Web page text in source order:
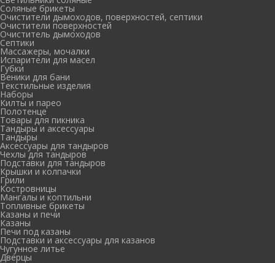
Соляные брикеты
Очистители дымоходов, поверхностей, септики
Очистители поверхностей
Очиститель дымоходов
Септики
Массажеры, мочалки
Испарители для масел
Губки
Веники для бани
Текстильные изделия
Наборы
Килты и парео
Полотенце
Товары для пикника
Тандыры и аксессуары
Тандыры
Аксессуары для тандыров
Чехлы для тандыров
Подставки для тандыров
Крышки и колпачки
Грили
Костровницы
Мангалы и коптильни
Топливные брикеты
Казаны и печи
Казаны
Печи под казаны
Подставки и аксессуары для казанов
Чугунное литье
Дверцы